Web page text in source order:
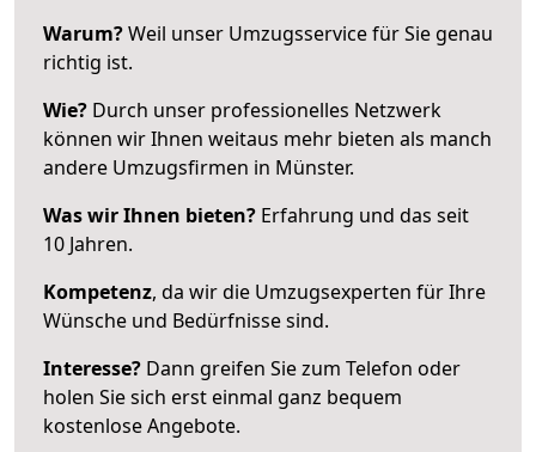
Warum?Weil unser Umzugsservice für Sie genau
richtig ist.
Wie? Durch unser professionelles Netzwerk
können wir Ihnen weitaus mehr bieten als manch
andere Umzugsfirmen in Münster.
Was wir Ihnen bieten? Erfahrung und das seit
10 Jahren.
Kompetenz, da wir die Umzugsexperten für Ihre
Wünsche und Bedürfnisse sind.
Interesse? Dann greifen Sie zum Telefon oder
holen Sie sich erst einmal ganz bequem
kostenlose Angebote.